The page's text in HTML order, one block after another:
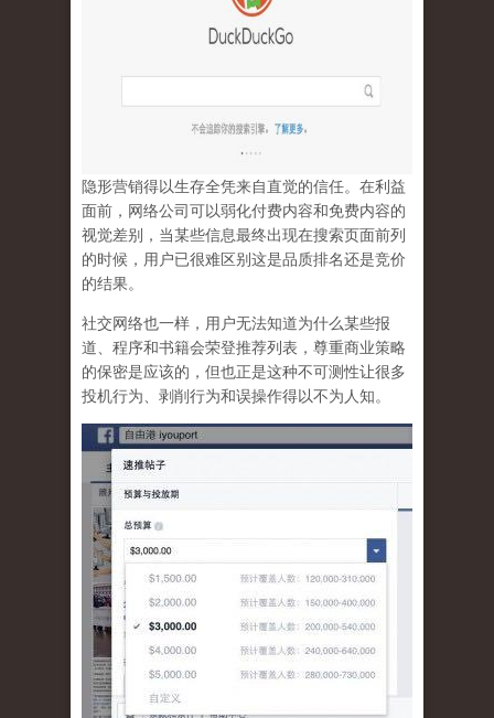
隐形营销得以生存全凭来自直觉的信任。在利益
面前，网络公司可以弱化付费内容和免费内容的
视觉差别，当某些信息最终出现在搜索页面前列
的时候，用户已很难区别这是品质排名还是竞价
的结果。
社交网络也一样， 用户无法知道为什么某些报
道、程序和书籍会荣登推荐列表，尊重商业策略
的保密是应该的，但也正是这种不可测性让很多
投机行为、剥削行为和误操作得以不为人知。